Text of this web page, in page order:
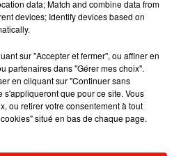
sort enfin le remix de « Love
» avec Kylie Minogue
data; Match and combine data from
devices; Identify devices based on
sur "Accepter et fermer", ou affiner en
partenaires dans "Gérer mes choix".
en cliquant sur "Continuer sans
s'appliqueront que pour ce site. Vous
ou retirer votre consentement à tout
situé en bas de chaque page.